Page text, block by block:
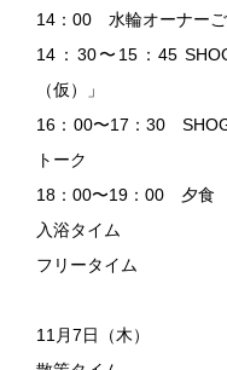
14：00 水輪オーナーご
14：30〜15：45
（仮）」
16：00〜17：30
トーク
18：00〜19：00 夕食
入浴タイム
フリータイム
11月7日（木）